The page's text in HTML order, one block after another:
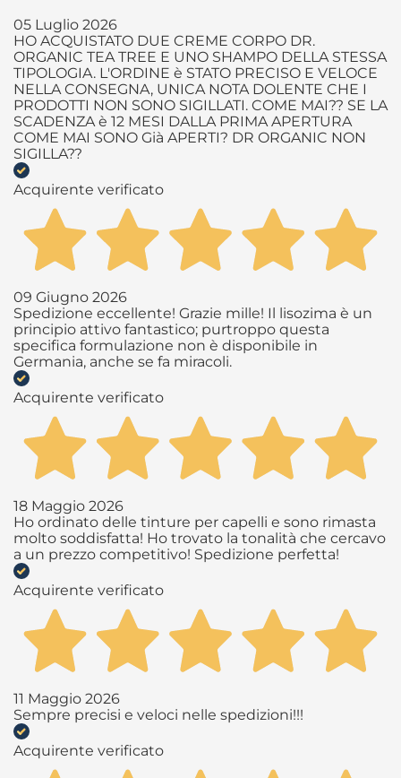
05 Luglio 2026
HO ACQUISTATO DUE CREME CORPO DR.
ORGANIC TEA TREE E UNO SHAMPO DELLA STESSA
TIPOLOGIA. L'ORDINE è STATO PRECISO E VELOCE
NELLA CONSEGNA, UNICA NOTA DOLENTE CHE I
PRODOTTI NON SONO SIGILLATI. COME MAI?? SE LA
SCADENZA è 12 MESI DALLA PRIMA APERTURA
COME MAI SONO Già APERTI? DR ORGANIC NON
SIGILLA??
Acquirente verificato
09 Giugno 2026
Spedizione eccellente! Grazie mille! Il lisozima è un
principio attivo fantastico; purtroppo questa
specifica formulazione non è disponibile in
Germania, anche se fa miracoli.
Acquirente verificato
18 Maggio 2026
Ho ordinato delle tinture per capelli e sono rimasta
molto soddisfatta! Ho trovato la tonalità che cercavo
a un prezzo competitivo! Spedizione perfetta!
Acquirente verificato
11 Maggio 2026
Sempre precisi e veloci nelle spedizioni!!!
Acquirente verificato